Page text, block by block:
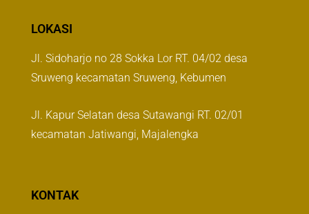
LOKASI
Jl. Sidoharjo no 28 Sokka Lor RT. 04/02 desa
Sruweng kecamatan Sruweng, Kebumen
Jl. Kapur Selatan desa Sutawangi RT. 02/01
kecamatan Jatiwangi, Majalengka
KONTAK